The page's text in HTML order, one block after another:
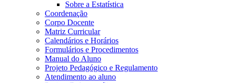
Sobre a Estatística
Coordenação
Corpo Docente
Matriz Curricular
Calendários e Horários
Formulários e Procedimentos
Manual do Aluno
Projeto Pedagógico e Regulamento
Atendimento ao aluno